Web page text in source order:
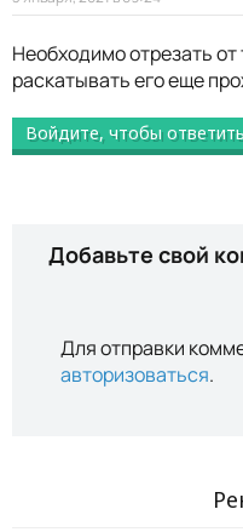
Необходимо отрезать
раскатывать его еще
Войдите, чтобы
Добавьте свой
Для отправки
авторизоваться.